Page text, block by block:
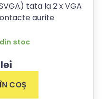
tata la 2 x VGA
aurite
stoc
lei
COȘ